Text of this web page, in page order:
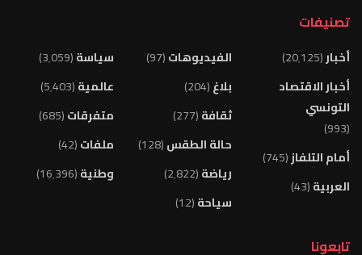
تصنيفات
أخبار(20٬125)
أخبار الاقتصاد
التونسي
(993)
أمام التلفاز(745)
العربية(43)
الفيديوهات(97)
بلاغ(204)
ثقافة(277)
حالة الطقس(128)
رياضة(2٬822)
سياحة(12)
سياسة(3٬059)
عالمية(5٬403)
متفرقات(685)
ملفات(42)
وطنية(16٬396)
تابعونا